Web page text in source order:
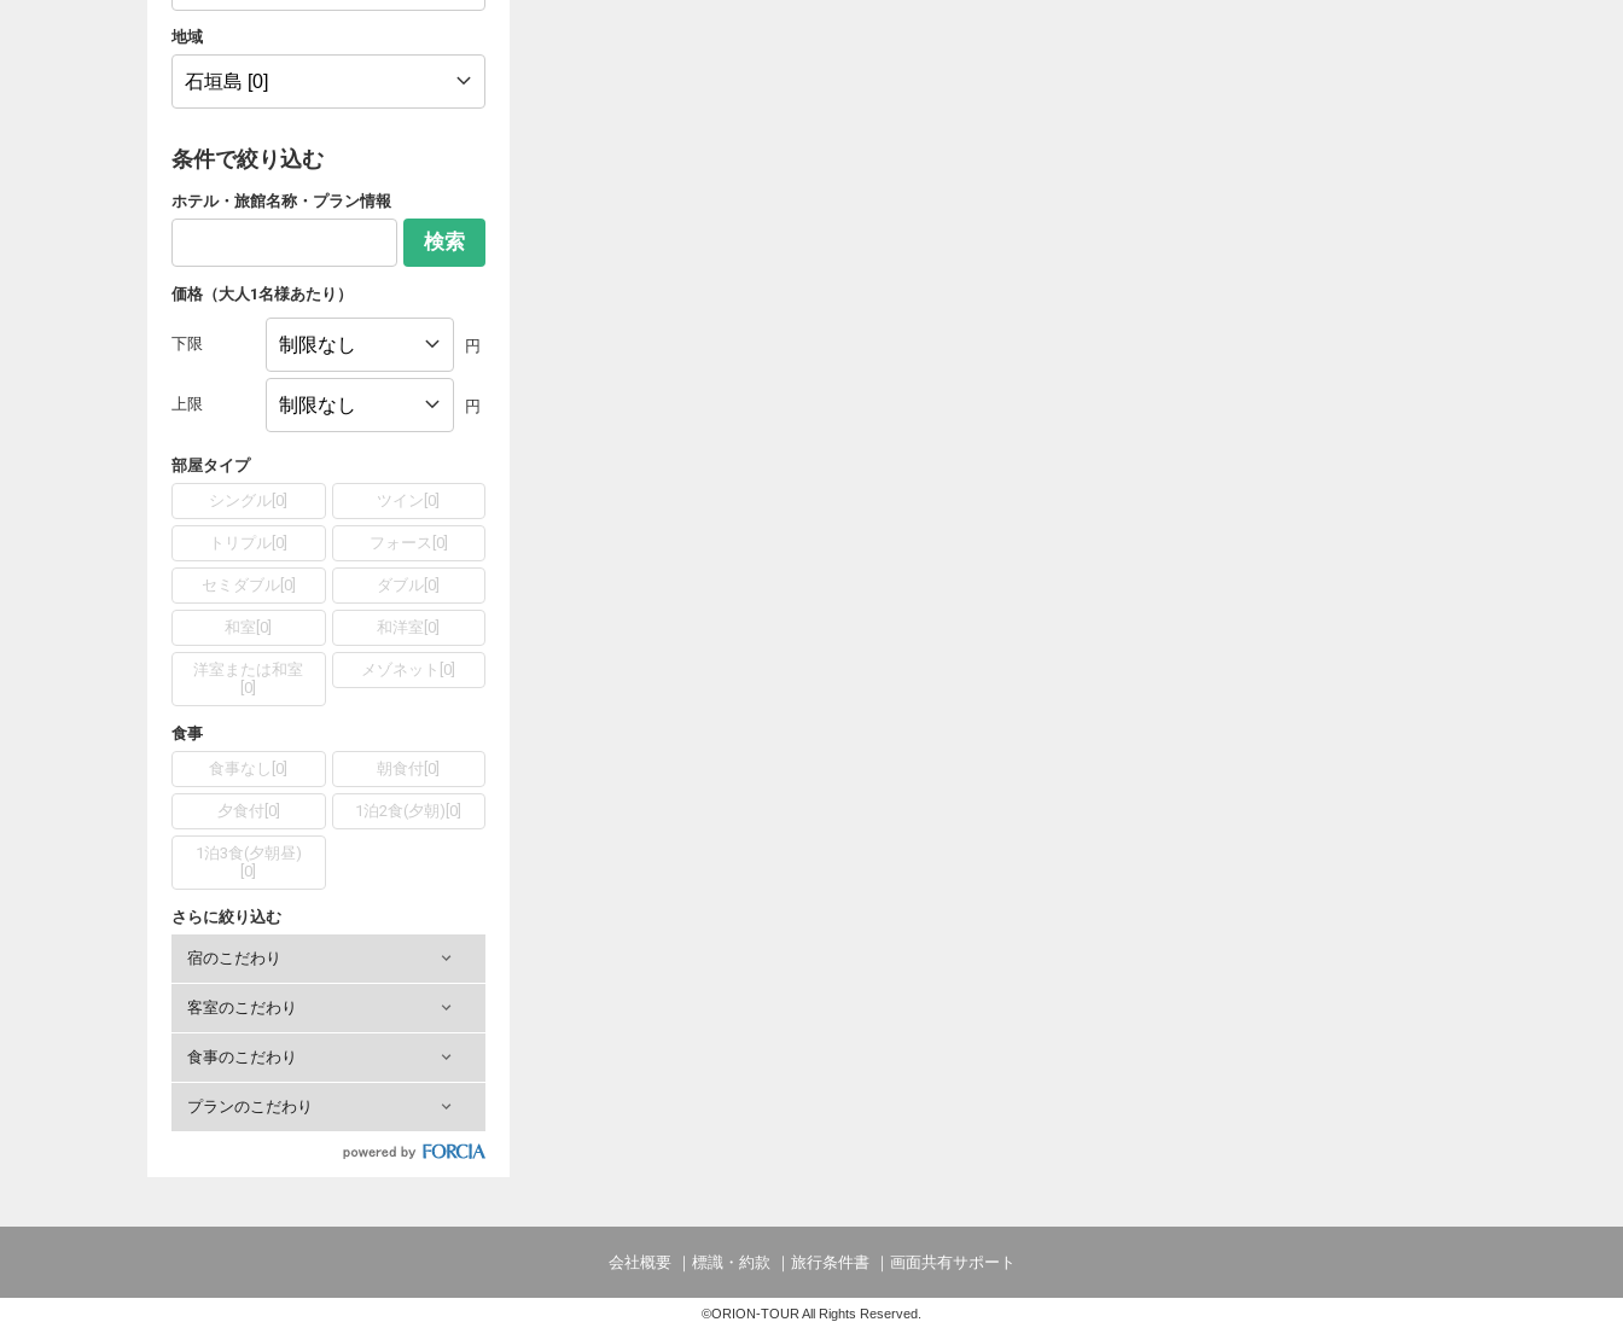
地域
条件で絞り込む
ホテル・旅館名称・プラン情報
検索
価格（大人1名様あたり）
下限 円
上限 円
部屋タイプ
シングル 0 ツイン 0
トリプル 0 フォース 0]
セミダブル[ 0] ダブル 0
和室 0 和洋室 0
洋室または和室
0
メゾネット 0
食事
食事なし 0 朝食付 0
夕食付 0] 1泊2食(夕朝) 0
1泊3食(夕朝昼)
0
さらに絞り込む
宿のこだわり
客室のこだわり
食事のこだわり
プランのこだわり
会社概要 標識・約款 旅行条件書 画面共有サポート
©ORION-TOUR All Rights Reserved.